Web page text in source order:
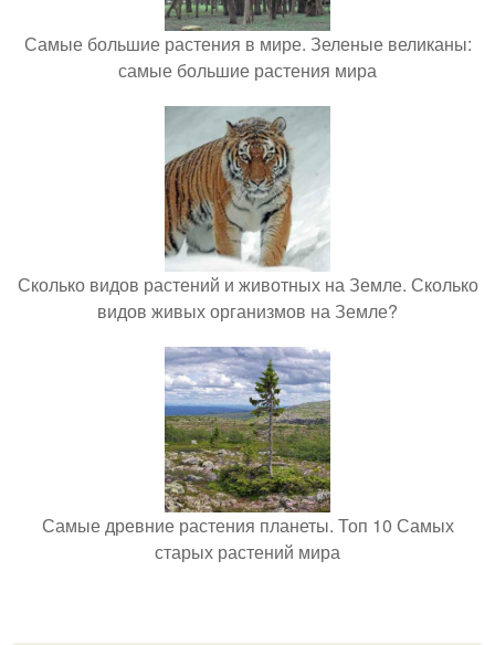
Самые большие растения в мире. Зеленые великаны:
самые большие растения мира
Сколько видов растений и животных на Земле. Сколько
видов живых организмов на Земле?
Самые древние растения планеты. Топ 10 Самых
старых растений мира